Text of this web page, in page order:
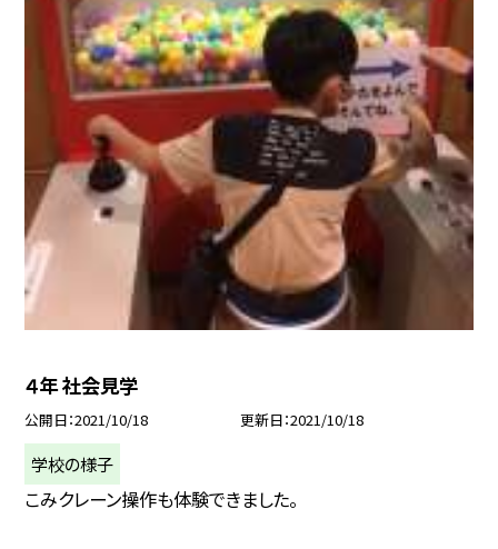
４年 社会見学
公開日 2021/10/18 更新日 2021/10/18
学校の様子
こみクレーン操作も体験できました。